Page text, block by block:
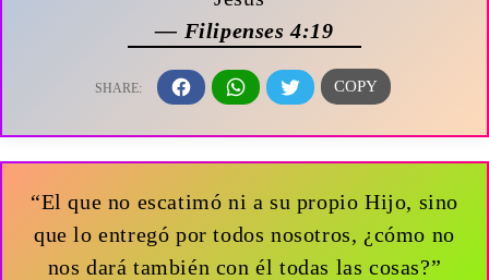
— Filipenses 4:19
“El que no escatimó ni a su propio Hijo, sino
que lo entregó por todos nosotros, ¿cómo no
nos dará también con él todas las cosas?”